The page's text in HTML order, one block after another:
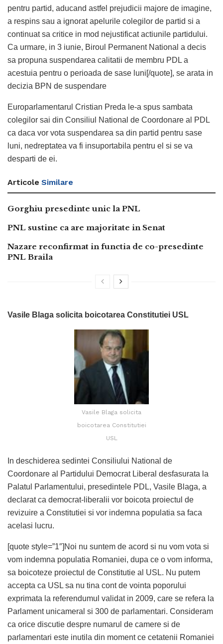
pentru partid, aducand astfel prejudicii majore de imagine,
a respins sau a ignorat apelurile colegilor de partid si a
continuat sa critice in mod nejustificat actiunile partidului.
Ca urmare, in 3 iunie, Biroul Permanent National a decis
sa propuna suspendarea calitatii de membru PDL a
acestuia pentru o perioada de sase luni[/quote], se arata in
decizia BPN de suspendare
Europarlamentarul Cristian Preda le-a spus sambata
colegilor sai din Consiliul National de Coordonare al PDL
ca daca vor vota suspendarea sa din partid pentru sase
luni, nedreptatea va fi insuportabila pentru el si se va
desparti de ei.
Articole Similare
Gorghiu presedinte unic la PNL
PNL sustine ca are majoritate in Senat
Nazare reconfirmat in functia de co-presedinte
PNL Braila
Vasile Blaga solicita boicotarea Constitutiei USL
Vasile Blaga solicita
boicotarea Constitutiei
USL
In deschiderea sedintei Consiliului National de
Coordonare al Partidului Democrat Liberal desfasurata la
Palatul Parlamentului, presedintele PDL, Vasile Blaga, a
declarat ca democrat-liberalii vor boicota proiectul de
revizuire a Constitutiei si vor indemna populatia sa faca
acelasi lucru.
[quote style=”1″]Noi nu suntem de acord si nu vom vota si
vom indemna populatia Romaniei, dupa ce o vom informa,
sa boicoteze proiectul de Constitutie al USL. Nu putem
accepta ca USL sa nu tina cont de vointa poporului
exprimata la referendumul validat in 2009, care se refera la
Parlament unicameral si 300 de parlamentari. Consideram
ca orice discutie despre numarul de camere si de
parlamentari este inutila din moment ce cetatenii Romaniei